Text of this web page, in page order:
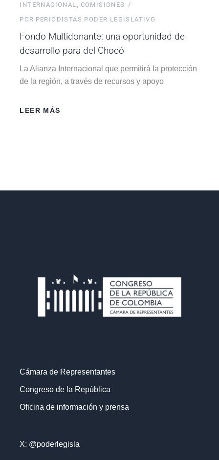
INTERNACIONAL
COMISIONES
POR PERIODISTAS PODER LEGISLATIVO
Fondo Multidonante: una oportunidad de
desarrollo para del Chocó
La Alianza Internacional que permitirá la protección
de la región, a través de recursos y apoyo
LEER MÁS
Cámara de Representantes
Congreso de la República
Oficina de información y prensa
X: @poderlegisla